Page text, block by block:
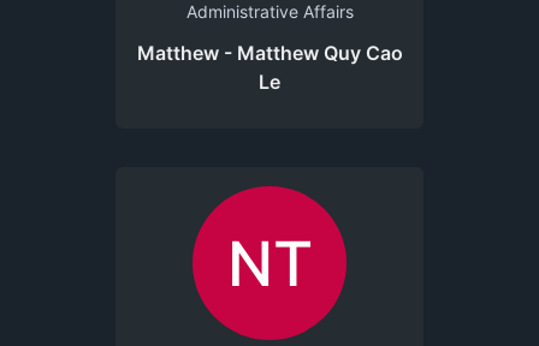
Administrative Affairs
Matthew - Matthew Quy Cao
Le
NT